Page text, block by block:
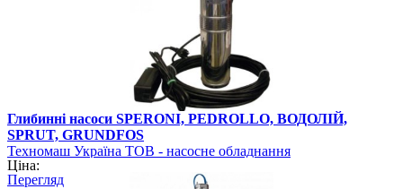
Глибинні насоси SPERONI, PEDROLLO, ВОДОЛІЙ,
SPRUT, GRUNDFOS
Техномаш Україна ТОВ - насосне обладнання
Ціна:
Перегляд